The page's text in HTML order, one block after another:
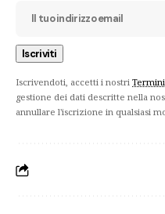
Iscrivendoti, accetti i nostri
gestione dei dati descritte nella
annullare l'iscrizione in qualsiasi